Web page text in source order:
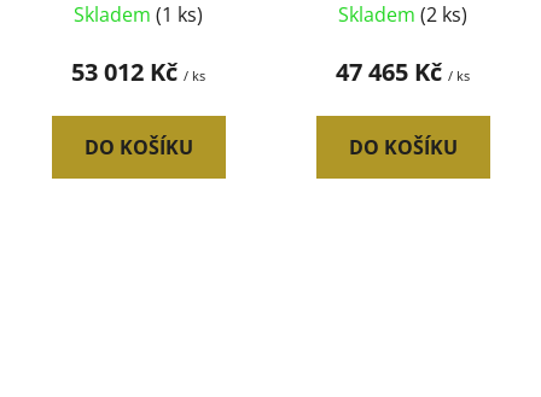
15 kg (paleta 45 ks)
Skladem (1 ks)
53 012 Kč / ks
DO KOŠÍKU
(paleta 45 ks) SLEVA 7
Skladem (2 ks)
47 465 Kč / ks
DO KOŠÍKU